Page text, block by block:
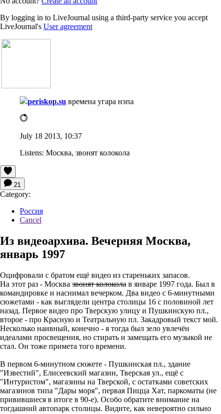
By logging in to LiveJournal using a third-party service you accept
LiveJournal's User agreement
periskop.su времена угара нэпа
July 18 2013, 10:37
Listens: Москва, звонят колокола
21
Category:
Россия
Cancel
Из видеоархива. Вечерняя Москва,
январь 1997
Оцифровали с братом ещё видео из стареньких запасов.
На этот раз - Москва звонят колокола в январе 1997 года. Был в
командировке и наснимал вечерком. Два видео с 6-минутными
сюжетами - как выглядели центра столицы 16 с половиной лет
назад. Первое видео про Тверскую улицу и Пушкинскую пл.,
второе - про Красную и Театральную пл. Закадровый текст мой.
Несколько наивный, конечно - я тогда был зело увлечён
идеалами просвещения, но стирать и замещать его музыкой не
стал. Он тоже примета того времени.
В первом 6-минутном сюжете - Пушкинская пл., здание
"Известий", Елисеевский магазин, Тверская ул., ещё с
"Интуристом", магазины на Тверской, с остатками советских
магазинов типа "Дары моря", первая Пицца Хат, паркоматы (не
привившиеся в итоге в 90-е). Особо обратите внимание на
тогдашний автопарк столицы. Видите, как невероятно сильно